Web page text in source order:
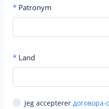
* Patronym
* Land
Jeg accepterer